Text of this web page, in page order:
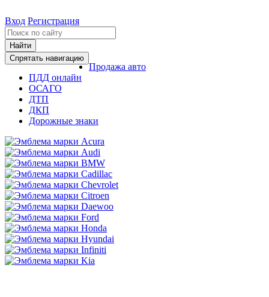
Вход Регистрация
Найти
Спрятать навигацию
Продажа авто
ПДД онлайн
ОСАГО
ДТП
ДКП
Дорожные знаки